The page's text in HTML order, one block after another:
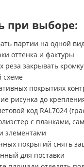
при выборе:
партии на одной
оттенка и фактуры
реза закрывать
схеме
покрытиях
рисунка до
код RAL7024
с планками,
элементами
покрытий снять
для поставки